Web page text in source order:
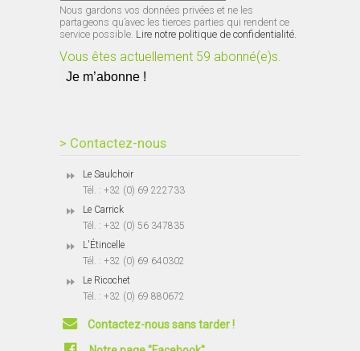
Nous gardons vos données privées et ne les
partageons qu’avec les tierces parties qui rendent ce
service possible. Lire notre politique de confidentialité.
Vous êtes actuellement 59 abonné(e)s.
> Contactez-nous
Le Saulchoir
Tél. : +32 (0) 69 222733
Le Carrick
Tél. : +32 (0) 56 347835
L'Étincelle
Tél. : +32 (0) 69 640302
Le Ricochet
Tél. : +32 (0) 69 880672
Contactez-nous sans tarder !